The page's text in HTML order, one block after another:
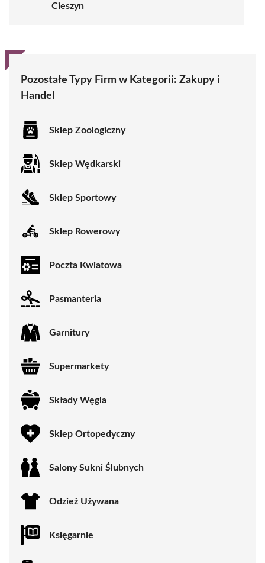
Cieszyn
Pozostałe Typy Firm w Kategorii: Zakupy i
Handel
Sklep Zoologiczny
Sklep Wędkarski
Sklep Sportowy
Sklep Rowerowy
Poczta Kwiatowa
Pasmanteria
Garnitury
Supermarkety
Składy Węgla
Sklep Ortopedyczny
Salony Sukni Ślubnych
Odzież Używana
Księgarnie